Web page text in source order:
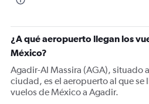
¿A qué aeropuerto llegan los
México?
Agadir-Al Massira (AGA), situado
ciudad, es el aeropuerto al que se
vuelos de México a Agadir.